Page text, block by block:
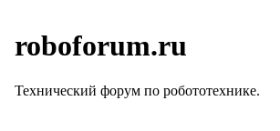
roboforum.ru
Технический форум по робототехнике.